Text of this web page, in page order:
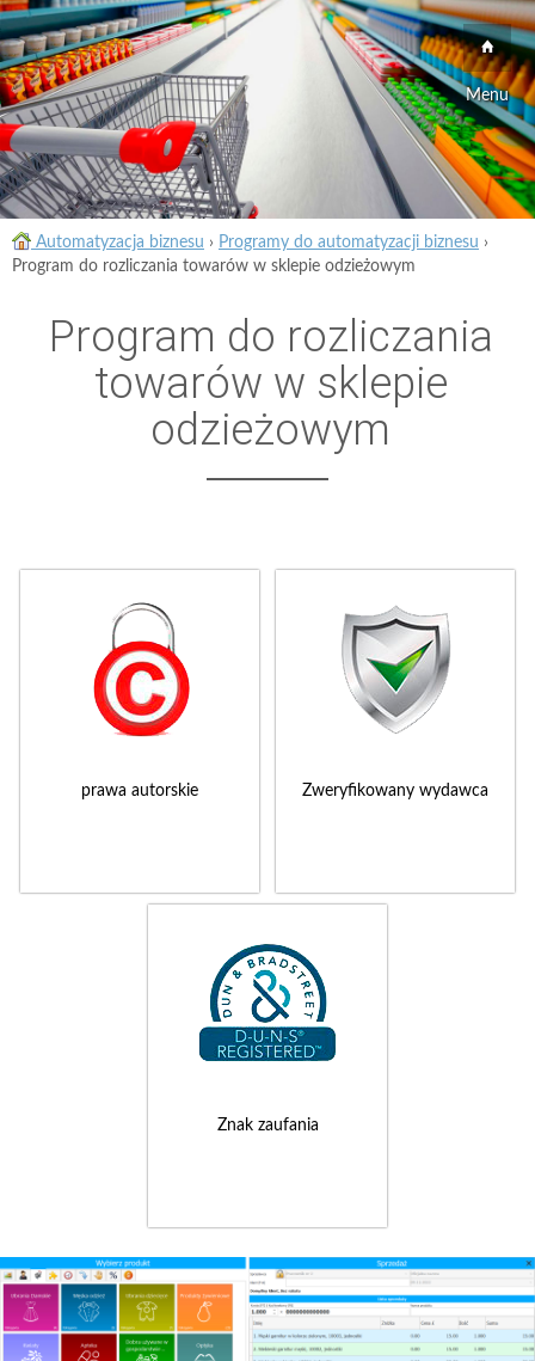
Menu
Automatyzacja biznesu › Programy do automatyzacji biznesu ›
Program do rozliczania towarów w sklepie odzieżowym
Program do rozliczania
towarów w sklepie
odzieżowym
prawa autorskie Zweryfikowany wydawca
Znak zaufania